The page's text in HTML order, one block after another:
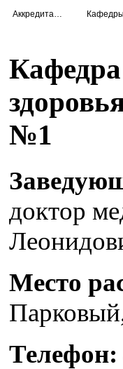
Кафедры
№1
доктор
Место
Телефон: